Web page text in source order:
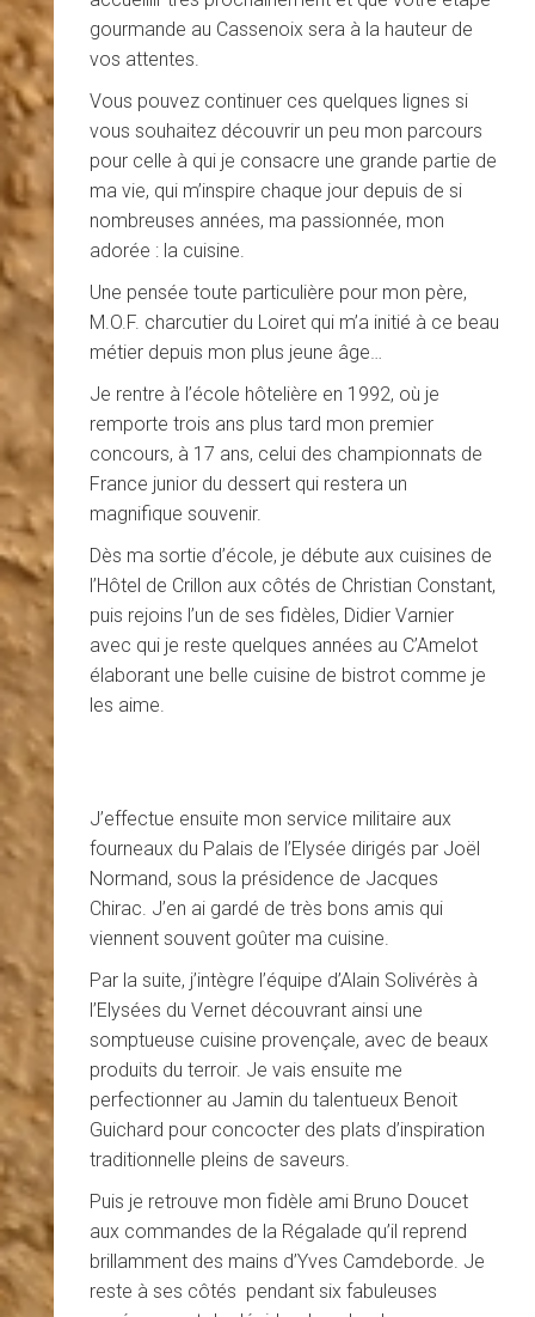
gourmande au Cassenoix sera à la hauteur de
vos attentes.
Vous pouvez continuer ces quelques lignes si
vous souhaitez découvrir un peu mon parcours
pour celle à qui je consacre une grande partie de
ma vie, qui m’inspire chaque jour depuis de si
nombreuses années, ma passionnée, mon
adorée : la cuisine.
Une pensée toute particulière pour mon père,
M.O.F. charcutier du Loiret qui m’a initié à ce beau
métier depuis mon plus jeune âge…
Je rentre à l’école hôtelière en 1992, où je
remporte trois ans plus tard mon premier
concours, à 17 ans, celui des championnats de
France junior du dessert qui restera un
magnifique souvenir.
Dès ma sortie d’école, je débute aux cuisines de
l’Hôtel de Crillon aux côtés de Christian Constant,
puis rejoins l’un de ses fidèles, Didier Varnier
avec qui je reste quelques années au C’Amelot
élaborant une belle cuisine de bistrot comme je
les aime.
J’effectue ensuite mon service militaire aux
fourneaux du Palais de l’Elysée dirigés par Joël
Normand, sous la présidence de Jacques
Chirac. J’en ai gardé de très bons amis qui
viennent souvent goûter ma cuisine.
Par la suite, j’intègre l’équipe d’Alain Solivérès à
l’Elysées du Vernet découvrant ainsi une
somptueuse cuisine provençale, avec de beaux
produits du terroir. Je vais ensuite me
perfectionner au Jamin du talentueux Benoit
Guichard pour concocter des plats d’inspiration
traditionnelle pleins de saveurs.
Puis je retrouve mon fidèle ami Bruno Doucet
aux commandes de la Régalade qu’il reprend
brillamment des mains d’Yves Camdeborde. Je
reste à ses côtés pendant six fabuleuses